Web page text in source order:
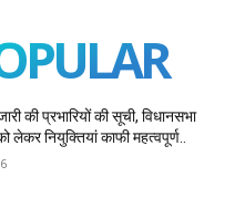
की प्रभारियों की सूची, विधानसभा
लेकर नियुक्तियां काफी महत्वपूर्ण..